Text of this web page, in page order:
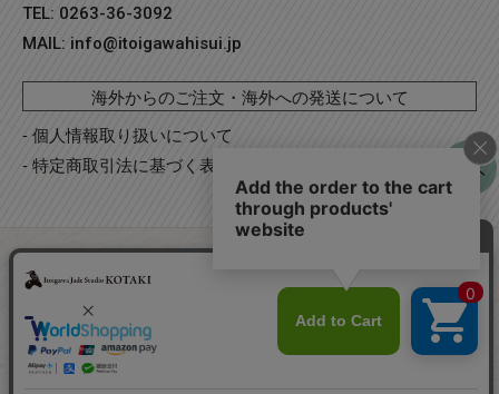
TEL: 0263-36-3092
MAIL: info@itoigawahisui.jp
海外からのご注文・海外への発送について
- 個人情報取り扱いについて
- 特定商取引法に基づく表記